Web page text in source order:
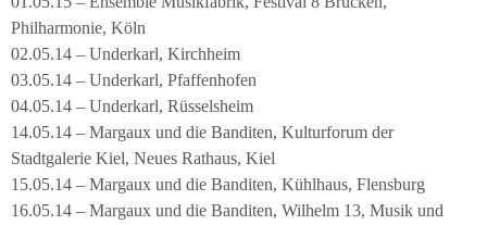
Philharmonie, Köln
02.05.14 – Underkarl, Kirchheim
03.05.14 – Underkarl, Pfaffenhofen
04.05.14 – Underkarl, Rüsselsheim
14.05.14 – Margaux und die Banditen, Kulturforum der
Stadtgalerie Kiel, Neues Rathaus, Kiel
15.05.14 – Margaux und die Banditen, Kühlhaus, Flensburg
16.05.14 – Margaux und die Banditen, Wilhelm 13, Musik und